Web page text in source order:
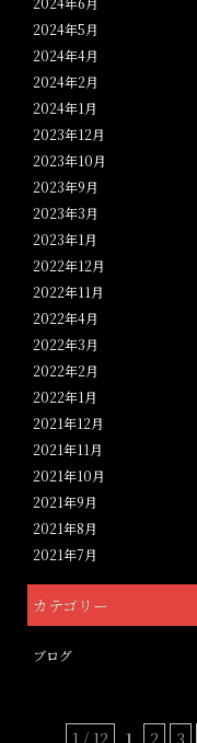
2024年5月
2024年4月
2024年2月
2024年1月
2023年12月
2023年10月
2023年9月
2023年3月
2023年1月
2022年12月
2022年11月
2022年4月
2022年3月
2022年2月
2022年1月
2021年12月
2021年11月
2021年10月
2021年9月
2021年8月
2021年7月
カテゴリー
ブログ